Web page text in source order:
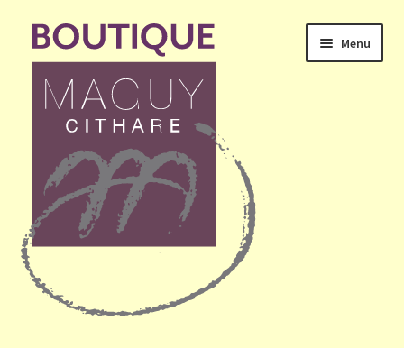
Aller
navigation
Aller
contenu
Menu